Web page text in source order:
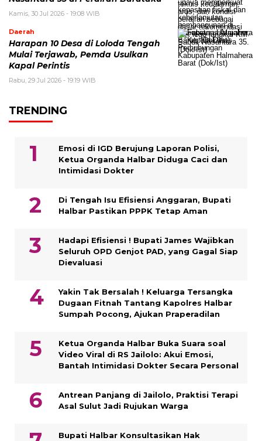
Kamis, 30 Jul 2026 - 19:08 WIB
Daerah
Harapan 10 Desa di Loloda Tengah
Mulai Terjawab, Pemda Usulkan
Kapal Perintis
Rabu, 29 Jul 2026 - 19:19 WIB
TRENDING
Emosi di IGD Berujung Laporan Polisi,
Ketua Organda Halbar Diduga Caci dan
Intimidasi Dokter
Di Tengah Isu Efisiensi Anggaran, Bupati
Halbar Pastikan PPPK Tetap Aman
Hadapi Efisiensi ! Bupati James Wajibkan
Seluruh OPD Genjot PAD, yang Gagal Siap
Dievaluasi
Yakin Tak Bersalah ! Keluarga Tersangka
Dugaan Fitnah Tantang Kapolres Halbar
Sumpah Pocong, Ajukan Praperadilan
Ketua Organda Halbar Buka Suara soal
Video Viral di RS Jailolo: Akui Emosi,
Bantah Intimidasi Dokter Secara Personal
Antrean Panjang di Jailolo, Praktisi Terapi
Asal Sulut Jadi Rujukan Warga
Bupati Halbar Konsultasikan Hak